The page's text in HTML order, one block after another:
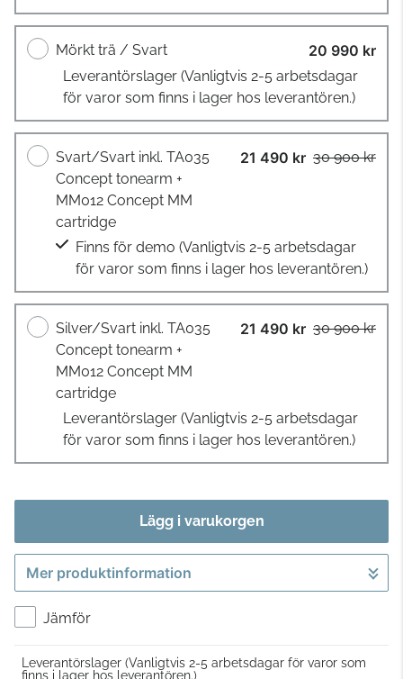
Mörkt trä / Svart 20 990 kr
Leverantörslager (Vanligtvis 2-5 arbetsdagar
för varor som finns i lager hos leverantören.)
Svart/Svart inkl. TA035
Concept tonearm +
MM012 Concept MM
cartridge
21 490 kr 30 900 kr
Finns för demo (Vanligtvis 2-5 arbetsdagar
för varor som finns i lager hos leverantören.)
Silver/Svart inkl. TA035
Concept tonearm +
MM012 Concept MM
cartridge
21 490 kr 30 900 kr
Leverantörslager (Vanligtvis 2-5 arbetsdagar
för varor som finns i lager hos leverantören.)
Lägg i varukorgen
Gå till kassan
Mer produktinformation
Jämför
Leverantörslager (Vanligtvis 2-5 arbetsdagar för varor som
finns i lager hos leverantören.)